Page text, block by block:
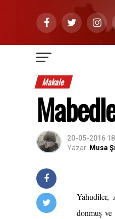
Makale
20-05-2016
Yazar: Musa
Yahudiler,
donmuş ve